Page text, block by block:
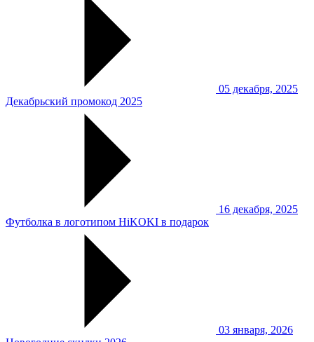
05 декабря, 2025
Декабрьский промокод 2025
16 декабря, 2025
Футболка в логотипом HiKOKI в подарок
03 января, 2026